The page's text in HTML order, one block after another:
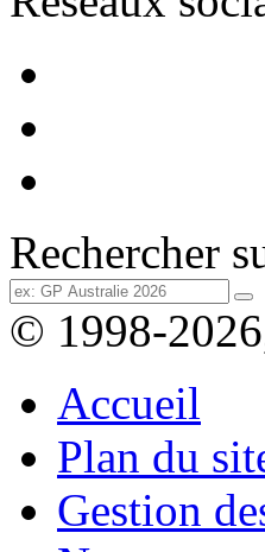
Rechercher
© 1998-
Accueil
Plan du
Gestion